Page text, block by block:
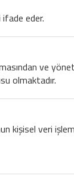
eder.
ve
olmaktadır.
kişisel veri